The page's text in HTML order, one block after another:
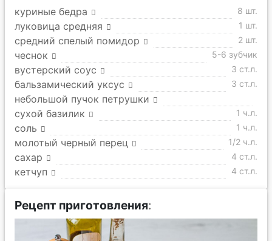
куриные бедра 8 шт.
луковица средняя 1 шт.
средний спелый помидор 2 шт.
чеснок 5-6 зубчик
вустерский соус 3 ст.л.
бальзамический уксус 3 ст.л.
небольшой пучок петрушки
сухой базилик
1 ч.л.
соль 1 ч.л.
молотый черный перец 1/2 ч.л.
сахар 4 ст.л.
кетчуп 4 ст.л.
Рецепт приготовления: